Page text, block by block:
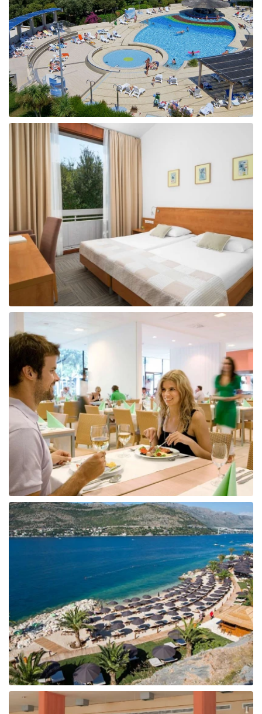
Taizeme
Turcija
Apvienotie Arābu Emirāti
Itālija
Kipra
Dominikānas Republika
Vjetnama
Tanzānija
Bulgārija
Melnkalne
Šrilanka
Tunisija
Albānija